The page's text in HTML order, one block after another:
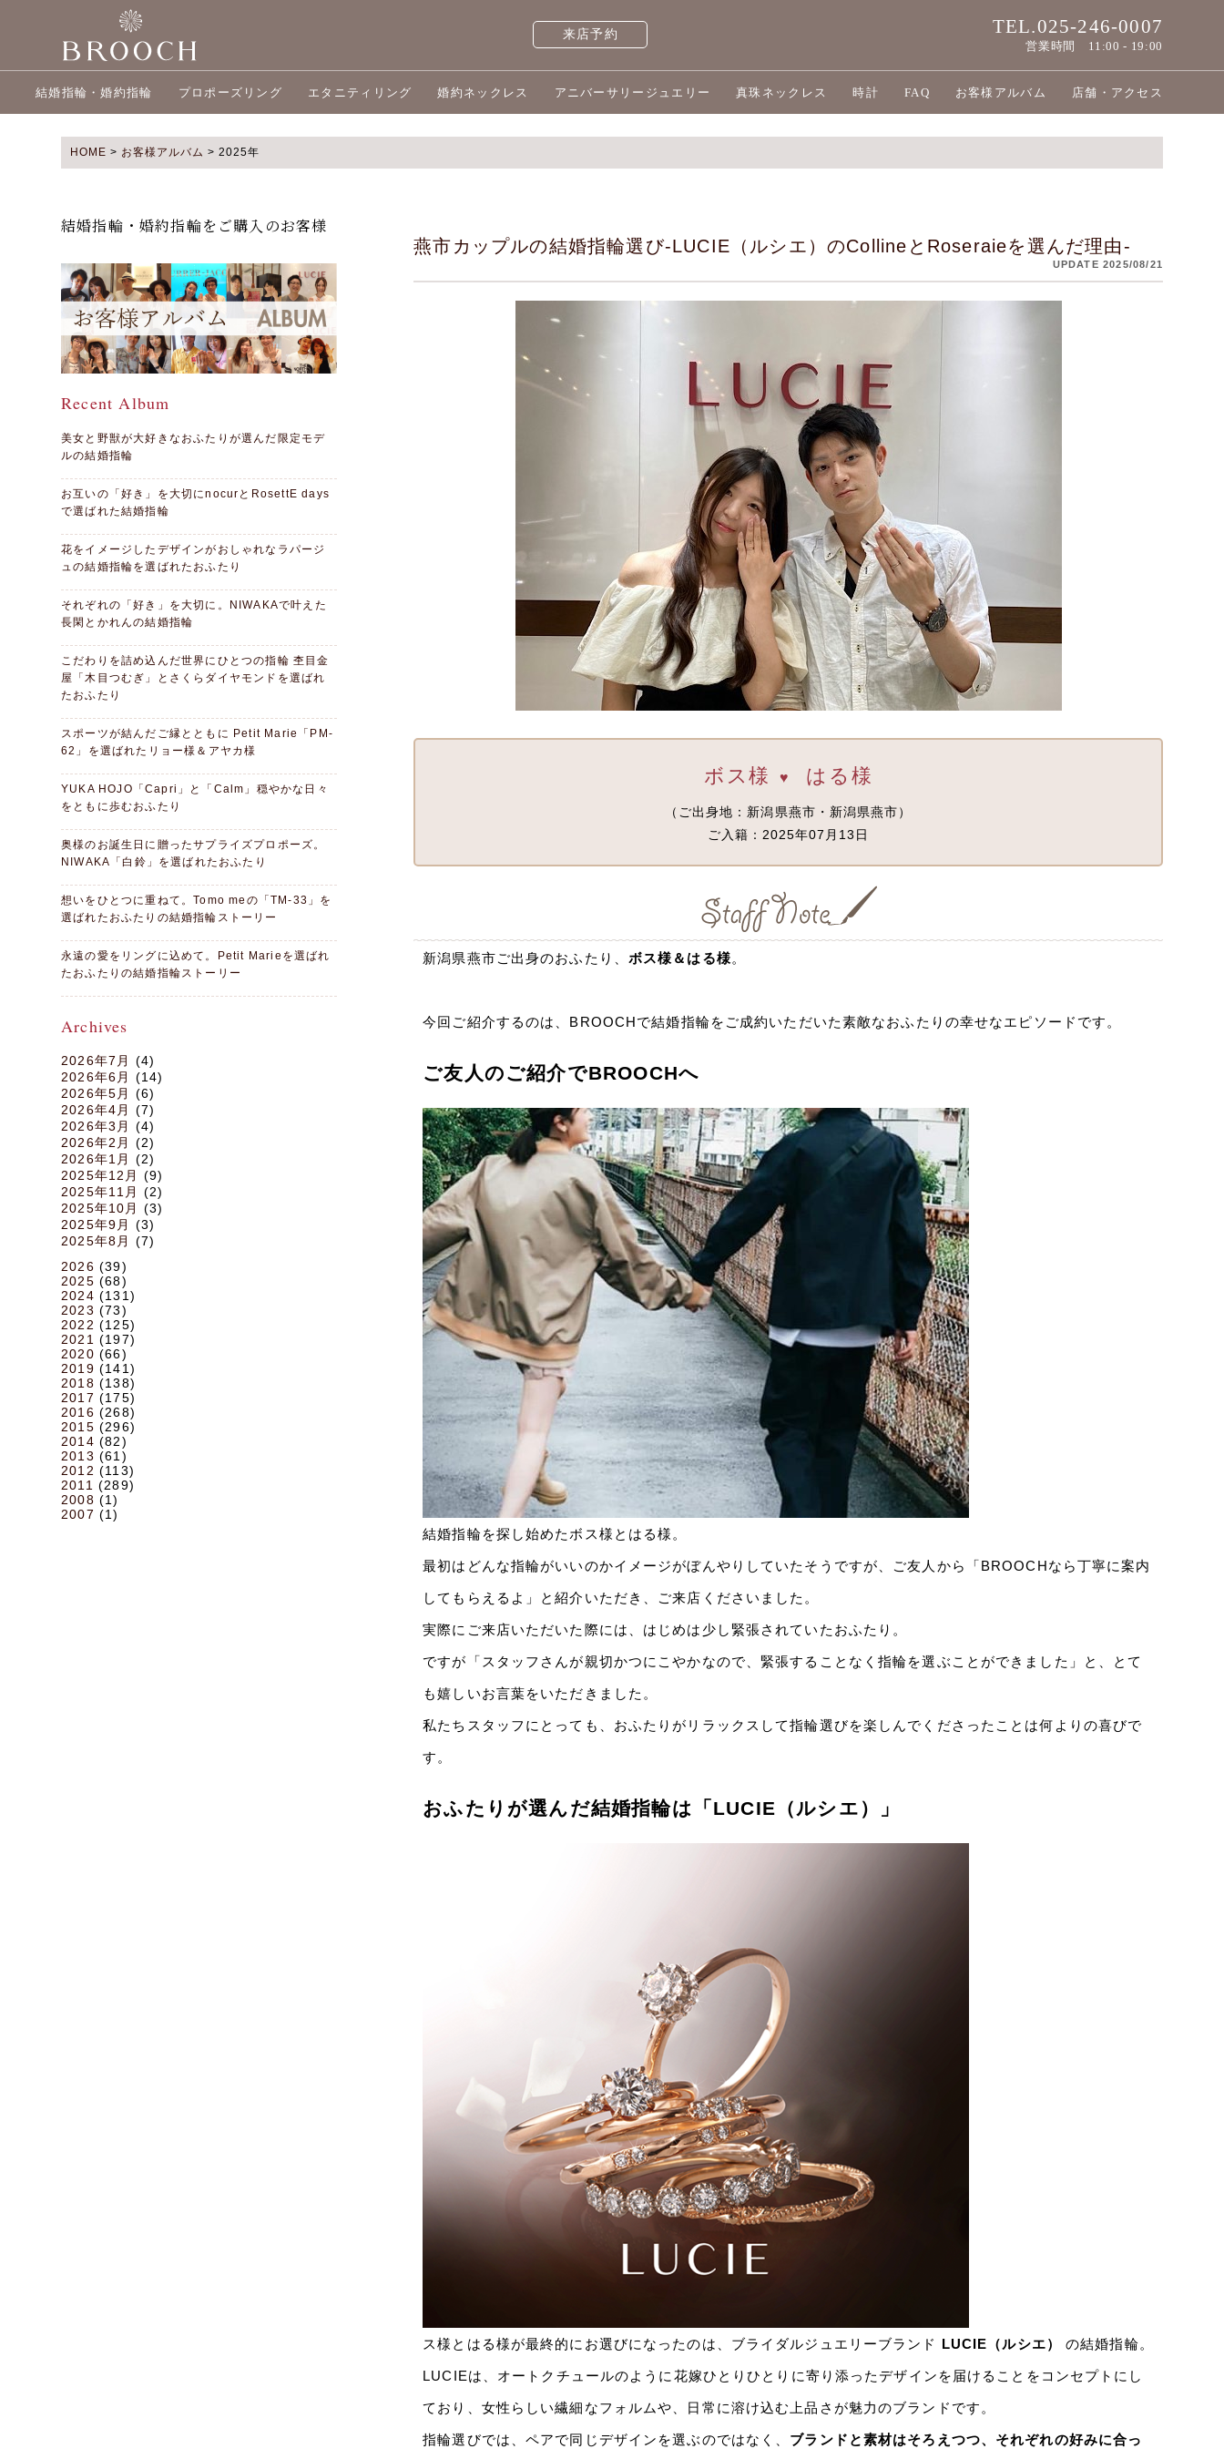
来店予約 TEL.025-246-0007
営業時間 11:00 - 19:00
結婚指輪・婚約指輪 プロポーズリング エタニティリング 婚約ネックレス アニバーサリージュエリー 真珠ネックレス 時計 FAQ お客様アルバム 店舗・アクセス
HOME > お客様アルバム > 2025年
結婚指輪・婚約指輪をご購入のお客様
Recent Album
美女と野獣が大好きなおふたりが選んだ限定モデ
ルの結婚指輪
お互いの「好き」を大切にnocurとRosettE days
で選ばれた結婚指輪
花をイメージしたデザインがおしゃれなラパージ
ュの結婚指輪を選ばれたおふたり
それぞれの「好き」を大切に。NIWAKAで叶えた
長閑とかれんの結婚指輪
こだわりを詰め込んだ世界にひとつの指輪 杢目金
屋「木目つむぎ」とさくらダイヤモンドを選ばれ
たおふたり
スポーツが結んだご縁とともに Petit Marie「PM-
62」を選ばれたリョー様＆アヤカ様
YUKA HOJO「Capri」と「Calm」穏やかな日々
をともに歩むおふたり
奥様のお誕生日に贈ったサプライズプロポーズ。
NIWAKA「白鈴」を選ばれたおふたり
想いをひとつに重ねて。Tomo meの「TM-33」を
選ばれたおふたりの結婚指輪ストーリー
永遠の愛をリングに込めて。Petit Marieを選ばれ
たおふたりの結婚指輪ストーリー
Archives
2026年7月
(4)
2026年6月
(14)
2026年5月
(6)
2026年4月
(7)
2026年3月
(4)
2026年2月
(2)
2026年1月
(2)
2025年12月
(9)
2025年11月
(2)
2025年10月
(3)
2025年9月
(3)
2025年8月
(7)
2026 (39)
2025 (68)
2024 (131)
2023 (73)
2022 (125)
2021 (197)
2020 (66)
2019 (141)
2018 (138)
2017 (175)
2016 (268)
2015 (296)
2014 (82)
2013 (61)
2012 (113)
2011 (289)
2008 (1)
2007 (1)
燕市カップルの結婚指輪選び-LUCIE（ルシエ）のCollineとRoseraieを選んだ理由-
UPDATE 2025/08/21
ボス様 ♥ はる様
（ご出身地：新潟県燕市・新潟県燕市）
ご入籍：2025年07月13日
新潟県燕市ご出身のおふたり、 ボス様＆はる様。
今回ご紹介するのは、BROOCHで結婚指輪をご成約いただいた素敵なおふたりの幸せなエピソードです。
ご友人のご紹介でBROOCHへ
結婚指輪を探し始めたボス様とはる様。
最初はどんな指輪がいいのかイメージがぼんやりしていたそうですが、ご友人から「BROOCHなら丁寧に案内
してもらえるよ」と紹介いただき、ご来店くださいました。
実際にご来店いただいた際には、はじめは少し緊張されていたおふたり。
ですが「スタッフさんが親切かつにこやかなので、緊張することなく指輪を選ぶことができました」と、とて
も嬉しいお言葉をいただきました。
私たちスタッフにとっても、おふたりがリラックスして指輪選びを楽しんでくださったことは何よりの喜びで
す。
おふたりが選んだ結婚指輪は「LUCIE（ルシエ）」
ス様とはる様が最終的にお選びになったのは、ブライダルジュエリーブランド LUCIE（ルシエ） の結婚指輪。
LUCIEは、オートクチュールのように花嫁ひとりひとりに寄り添ったデザインを届けることをコンセプトにし
ており、女性らしい繊細なフォルムや、日常に溶け込む上品さが魅力のブランドです。
指輪選びでは、ペアで同じデザインを選ぶのではなく、 ブランドと素材はそろえつつ、それぞれの好みに合っ